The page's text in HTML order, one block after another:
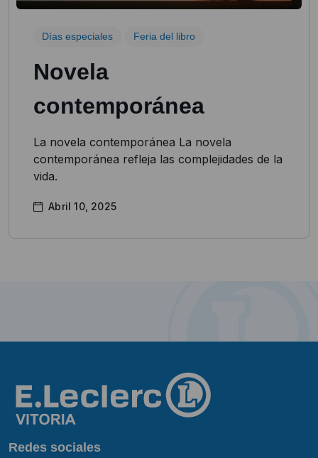
Días especiales Feria del libro
Novela
contemporánea
La novela contemporánea La novela
contemporánea refleja las complejidades de la
vida.
Abril 10, 2025
Redes sociales